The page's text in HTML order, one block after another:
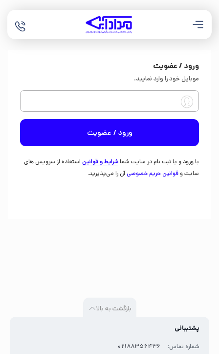
ورود / عضویت
موبایل خود را وارد نمایید.
ورود / عضویت
با ورود و یا ثبت نام در سایت شماشرایط و قوانیناستفاده از سرویس های
سایت و قوانین حریم خصوصیآن را می‌پذیرید.
بازگشت به بالا
پشتیبانی
شماره تماس:
02188356436